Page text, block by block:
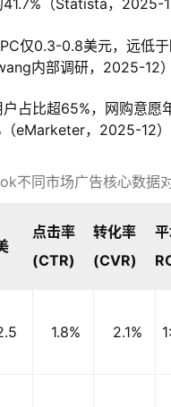
（Statista，2025-
仅0.3-0.8美元，远低
内部调研，2025-12）
占比超65%，网购意愿
eMarketer，2025-12）
不同市场广告核心数据
点击率
(CTR)
转化率
(CVR)
1.8% 2.1%